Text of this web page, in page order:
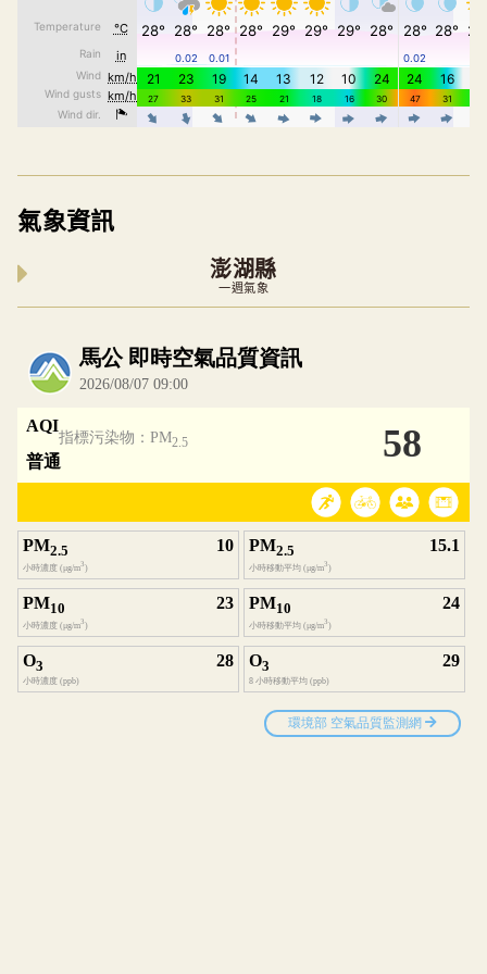
氣象資訊
澎湖縣
一週氣象
內嵌空氣品質小工具為視覺預覽，完整即時空